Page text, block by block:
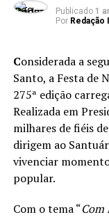
Publicado 1
Por Redação
Considerada a
Santo, a Festa de
275ª edição
Realizada em
milhares de fiéis
dirigem ao
vivenciar
popular.
Com o tema “Com